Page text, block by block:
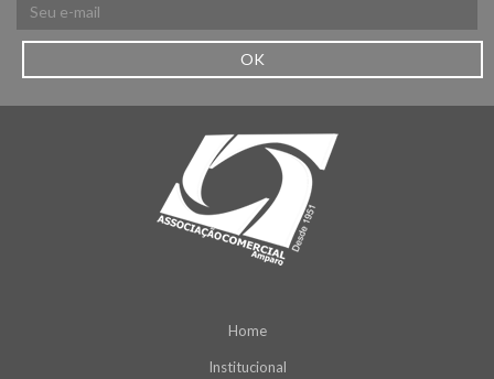
OK
Home
Institucional